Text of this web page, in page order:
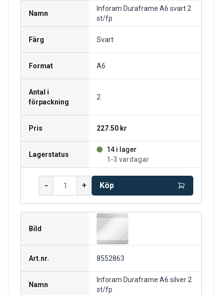
Namn
Inforam Duraframe A6 svart 2
st/fp
Färg Svart
Format A6
Antal i
förpackning
2
Pris 227.50 kr
Lagerstatus
14 i lager
1-3 vardagar
- + Köp
Bild
Art.nr. 8552863
Namn
Inforam Duraframe A6 silver 2
st/fp